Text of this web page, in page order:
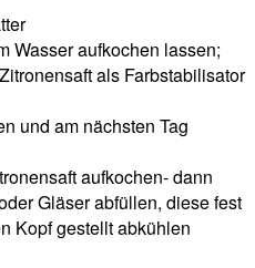
Wasser aufkochen lassen;
als Farbstabilisator
und am nächsten Tag
aufkochen- dann
Gläser abfüllen, diese fest
Kopf gestellt abkühlen